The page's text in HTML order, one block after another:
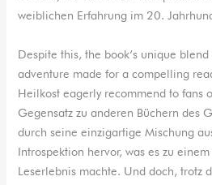
weiblichen Erfahrung im 20.
Despite this, the book’s unique
adventure made for a compelling
Heilkost eagerly recommend to fans
Gegensatz zu anderen Büchern des
durch seine einzigartige Mischung
Introspektion hervor, was es zu
Leserlebnis machte. Und doch, trotz